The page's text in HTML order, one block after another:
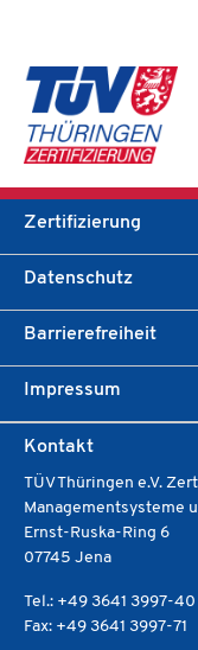
Zertifizierung
Datenschutz
Barrierefreiheit
Impressum
Kontakt
TÜV Thüringen e.V.
Managementsysteme
Ernst-Ruska-Ring 6
07745 Jena
Tel.: +49 3641 3997-40
Fax: +49 3641 3997-71